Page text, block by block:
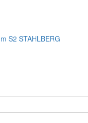
S2 STAHLBERG